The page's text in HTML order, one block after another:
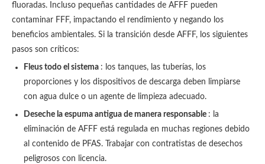
fluoradas. Incluso pequeñas cantidades de AFFF pueden
contaminar FFF, impactando el rendimiento y negando los
beneficios ambientales. Si la transición desde AFFF, los siguientes
pasos son críticos:
Fleus todo el sistema : los tanques, las tuberías, los
proporciones y los dispositivos de descarga deben limpiarse
con agua dulce o un agente de limpieza adecuado.
Deseche la espuma antigua de manera responsable : la
eliminación de AFFF está regulada en muchas regiones debido
al contenido de PFAS. Trabajar con contratistas de desechos
peligrosos con licencia.